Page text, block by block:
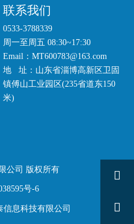
联系我们
0533-3788339
周一至周五 08:30~17:30
Email：MT600783@163.com
地 址：山东省淄博高新区卫固
镇傅山工业园区(235省道东150
米)
公司 版权所有
号-6
息科技有限公司

